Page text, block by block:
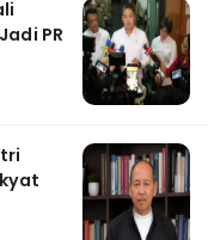
PR